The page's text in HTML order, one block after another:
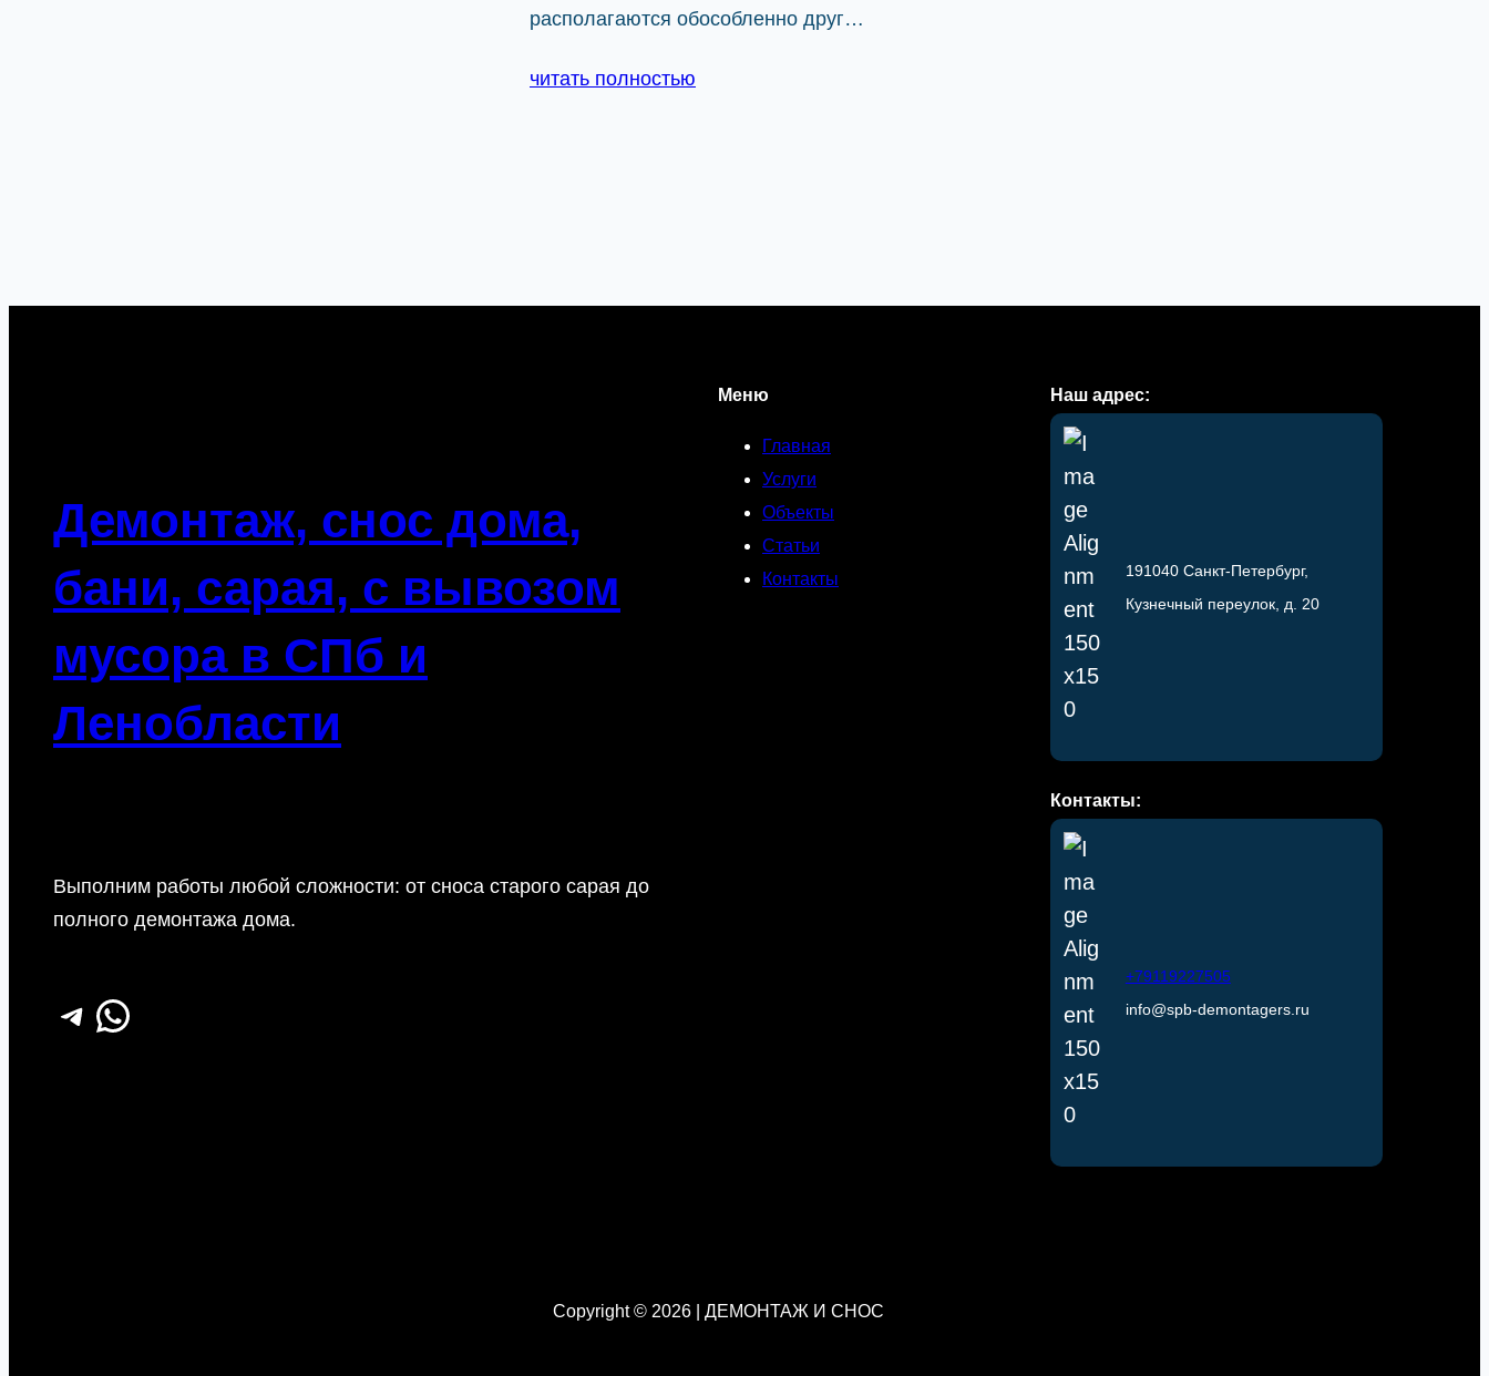
располагаются обособленно друг…
читать полностью
Демонтаж, снос дома,
бани, сарая, с вывозом
мусора в СПб и
Ленобласти
Выполним работы любой сложности: от сноса старого сарая до
полного демонтажа дома.
Telegram WhatsApp
Меню
Главная
Услуги
Объекты
Статьи
Контакты
Наш адрес:
191040 Санкт-Петербург,
Кузнечный переулок, д. 20
Контакты:
+79119227505
info@spb-demontagers.ru
Copyright © 2026 | ДЕМОНТАЖ И СНОС